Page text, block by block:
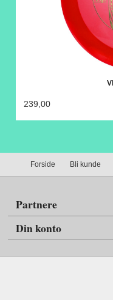
239,00
Forside Bli kunde
Partnere
Din konto